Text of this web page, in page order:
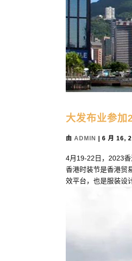
大发布业参加
由ADMIN |6 月 16,
4月19-22日，2023
香港时装节是香港贸
效平台，也是服装设